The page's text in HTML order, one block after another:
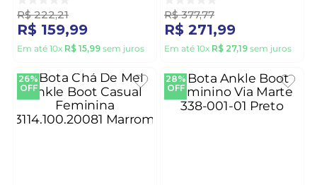
R$ 222,21
R$ 159,99
Em até 10x R$ 15,99 sem juros
R$ 377,77
R$ 271,99
Em até 10x R$ 27,19 sem juros
26%
OFF
28%
OFF